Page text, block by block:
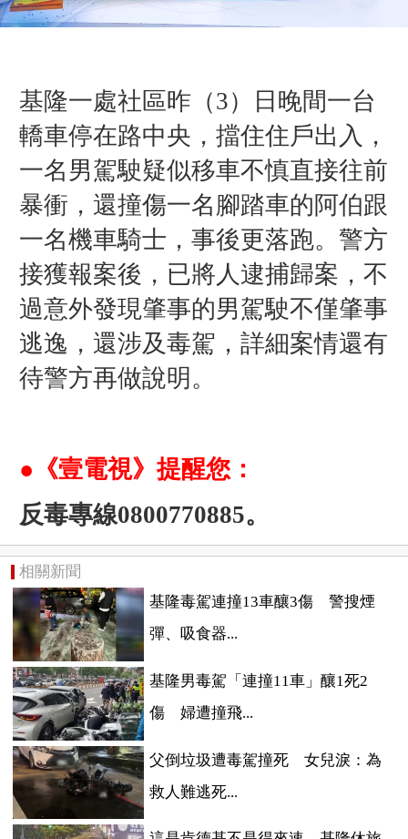
基隆一處社區昨（3）
日晚間一台
轎車停在路中央，擋住住戶出入，
一名男駕駛疑似移車不慎直接往前
暴衝，還撞傷一名 腳踏車的阿伯跟
一名機車騎士，事後更落跑。 警方
接獲報案後，已將人逮捕歸案，不
過意外發現肇事的男駕駛不僅肇事
逃逸，還涉及毒駕，詳細案情還有
待警方再做說明。
●《壹電視》提醒您：
反毒專線0800770885。
相關新聞
基隆毒駕連撞13車釀3傷 警搜煙
彈、吸食器...
基隆男毒駕「連撞11車」釀1死2
傷 婦遭撞飛...
父倒垃圾遭毒駕撞死 女兒淚：為
救人難逃死...